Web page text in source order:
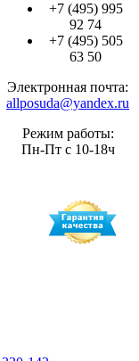
+7 (495) 995
92 74
+7 (495) 505
63 50
Электронная почта:
allposuda@yandex.ru
Режим работы:
Пн-Пт с 10-18ч